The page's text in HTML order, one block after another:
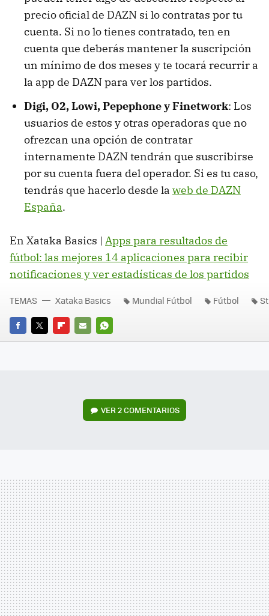
precio oficial de DAZN si lo contratas por tu
cuenta. Si no lo tienes contratado, ten en
cuenta que deberás mantener la suscripción
un mínimo de dos meses y te tocará recurrir a
la app de DAZN para ver los partidos.
Digi, O2, Lowi, Pepephone y Finetwork: Los
usuarios de estos y otras operadoras que no
ofrezcan una opción de contratar
internamente DAZN tendrán que suscribirse
por su cuenta fuera del operador. Si es tu caso,
tendrás que hacerlo desde la web de DAZN
España.
En Xataka Basics | Apps para resultados de
fútbol: las mejores 14 aplicaciones para recibir
notificaciones y ver estadísticas de los partidos
FACEBOOK
TWITTERFLIPBOARD
E-
WHATSAPP
TEMAS Xataka Basics Mundial Fútbol Fútbol
VER2 COMENTARIOS